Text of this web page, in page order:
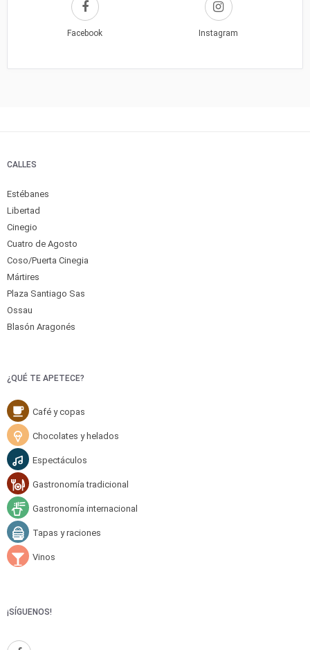
Facebook Instagram
CALLES
Estébanes
Libertad
Cinegio
Cuatro de Agosto
Coso/Puerta Cinegia
Mártires
Plaza Santiago Sas
Ossau
Blasón Aragonés
¿QUÉ TE APETECE?
Café y copas
Chocolates y helados
Espectáculos
Gastronomía tradicional
Gastronomía internacional
Tapas y raciones
Vinos
¡SÍGUENOS!